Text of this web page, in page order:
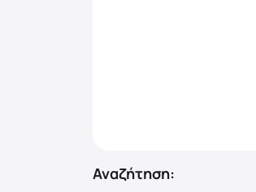
Αναζήτηση: